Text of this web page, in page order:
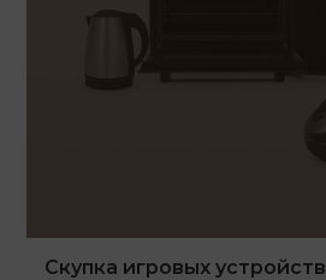
Скупка игровых устройств